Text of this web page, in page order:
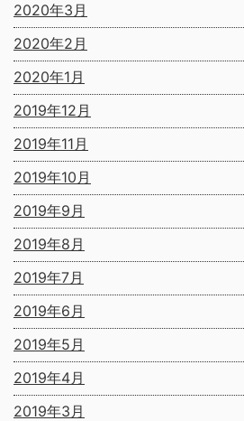
2020年3月
2020年2月
2020年1月
2019年12月
2019年11月
2019年10月
2019年9月
2019年8月
2019年7月
2019年6月
2019年5月
2019年4月
2019年3月